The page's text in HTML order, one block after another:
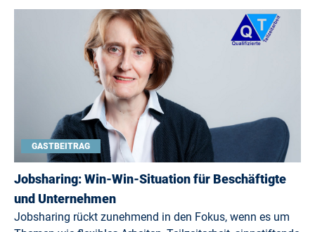
GASTBEITRAG
Jobsharing: Win-Win-Situation für Beschäftigte
und Unternehmen
Jobsharing rückt zunehmend in den Fokus, wenn es um